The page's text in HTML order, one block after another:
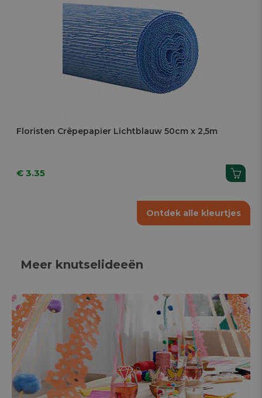
Floristen Crêpepapier Lichtblauw 50cm x 2,5m
€ 3.35
Ontdek alle kleurtjes
Meer knutselideeën